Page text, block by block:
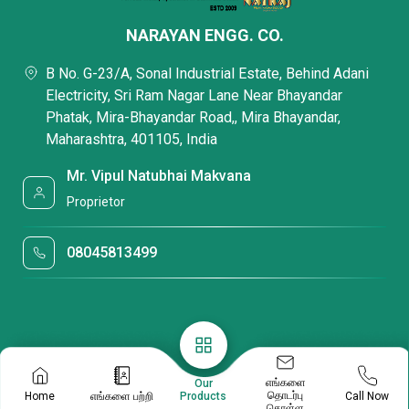
உள்கட்டமைப்பு ஒவ்வொரு வேலை செயல்பாடும் துல்லியமாகவும்
ஒரு உள்ளேயும் செய்யப்படுகிறது நிர்ணயிக்கப்பட்ட கால அளவு.
தொழிலாளர்களுக்கு அவர்களின் பணி செயல்முறைகளில் உதவ
நாங்கள் எங்கள் தொழிற்சாலையில் வலுவான கருவிகளுடன்
நவீன இயந்திரங்களை பொருத்தியுள்ளோம். எங்கள்
தொழிற்சாலையில் பின்வரும் பிரிவுகள் உள்ளன:
உற்பத்தி பிரிவு
ஆராய்ச்சி மற்றும் மேம்பாடு
தர ஆய்வு பிரிவு
பேக்கேஜிங் மற்றும் கிடங்கு
எப்போதும் வாடிக்கையாளர்களின் திருப்த சந்தையில்
நிறுவனத்தின் நல்ல பெயரை உருவாக்க உதவுகிறது, எனவே
நாங்கள் கவனம் செலுத்துகிறோம் எங்கள் வாடிக்கையாளர்களின்
Home எங்களை பற்றி
Our
Products
எங்களை
தொடர்பு
Call Now
NARAYAN ENGG. CO.
B No. G-23/A, Sonal Industrial Estate, Behind Adani
Electricity, Sri Ram Nagar Lane Near Bhayandar
Phatak, Mira-Bhayandar Road,, Mira Bhayandar,
Maharashtra, 401105, India
Mr. Vipul Natubhai Makvana
Proprietor
08045813499